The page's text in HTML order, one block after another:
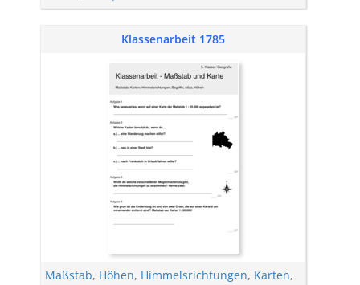
Klassenarbeit 1785
Maßstab, Höhen, Himmelsrichtungen, Karten,